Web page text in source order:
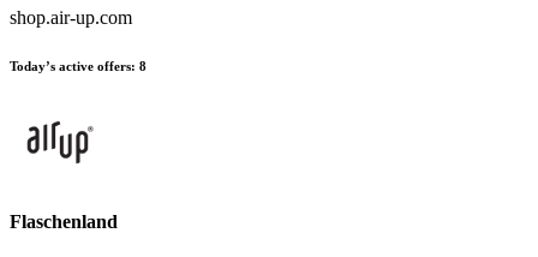
shop.air-up.com
Today’s active offers: 8
Flaschenland